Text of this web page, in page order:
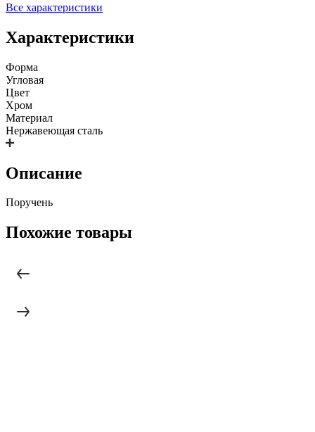
Все характеристики
Характеристики
Форма
Угловая
Цвет
Хром
Материал
Нержавеющая сталь
Описание
Поручень
Похожие товары